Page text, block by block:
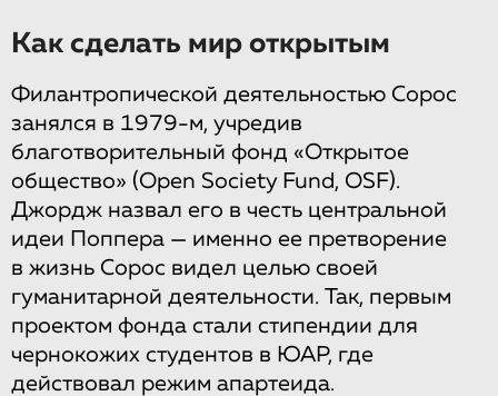
Как сделать мир открытым
Филантропической деятельностью Сорос
занялся в 1979-м, учредив
благотворительный фонд «Открытое
общество» (Open Society Fund, OSF).
Джордж назвал его в честь центральной
идеи Поппера — именно ее претворение
в жизнь Сорос видел целью своей
гуманитарной деятельности. Так, первым
проектом фонда стали стипендии для
чернокожих студентов в ЮАР, где
действовал режим апартеида.